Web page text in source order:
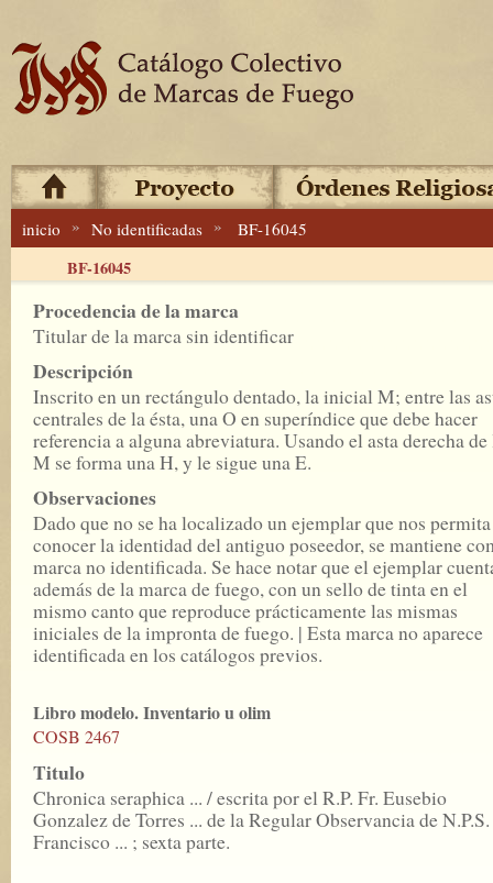
inicio » No identificadas » BF-16045
BF-16045
Procedencia de la marca
Titular de la marca sin identificar
Descripción
Inscrito en un rectángulo dentado, la inicial M; entre las
centrales de la ésta, una O en superíndice que debe hacer
referencia a alguna abreviatura. Usando el asta derecha de
M se forma una H, y le sigue una E.
Observaciones
Dado que no se ha localizado un ejemplar que nos permita
conocer la identidad del antiguo poseedor, se mantiene
marca no identificada. Se hace notar que el ejemplar
además de la marca de fuego, con un sello de tinta en el
mismo canto que reproduce prácticamente las mismas
iniciales de la impronta de fuego. | Esta marca no aparece
identificada en los catálogos previos.
Libro modelo. Inventario u olim
COSB 2467
Titulo
Chronica seraphica ... / escrita por el R.P. Fr. Eusebio
Gonzalez de Torres ... de la Regular Observancia de N.P.S.
Francisco ... ; sexta parte.